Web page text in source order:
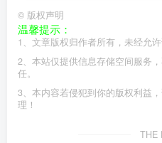
© 版权声明
温馨提示：
1、文章版权归作者所有，未经允许
2、本站仅提供信息存储空间服务
任。
3、本内容若侵犯到你的版权利益
理！
THE